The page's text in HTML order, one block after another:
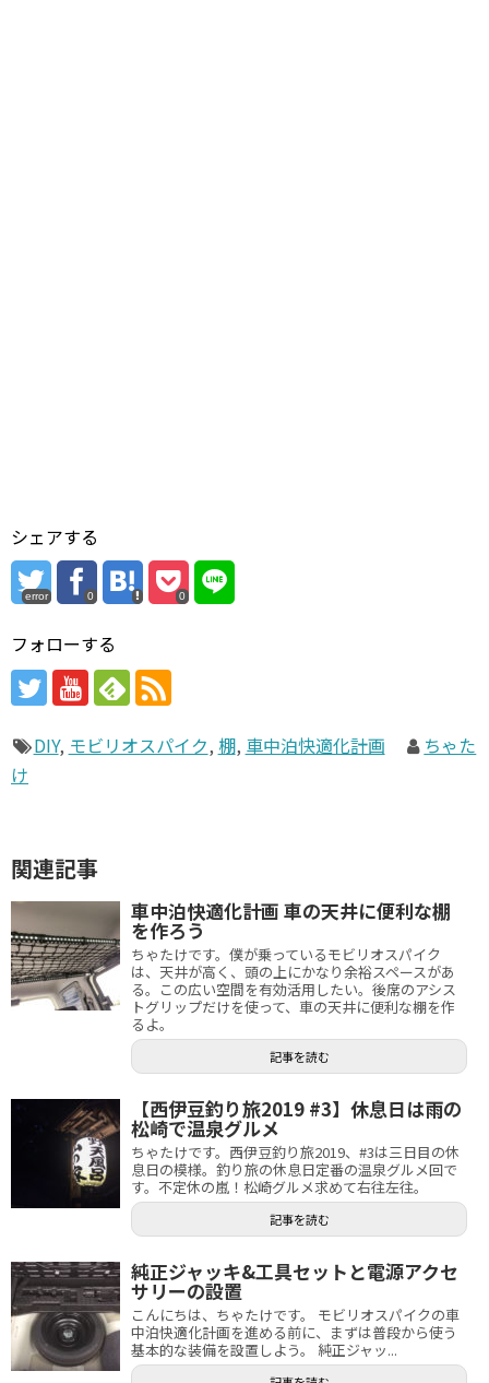
シェアする
error 0 0
フォローする
DIY, モビリオスパイク, 棚, 車中泊快適化計画
ちゃた
け
関連記事
車中泊快適化計画 車の天井に便利な棚
を作ろう
ちゃたけです。僕が乗っているモビリオスパイク
は、天井が高く、頭の上にかなり余裕スペースがあ
る。この広い空間を有効活用したい。後席のアシス
トグリップだけを使って、車の天井に便利な棚を作
るよ。
記事を読む
【西伊豆釣り旅2019 #3】休息日は雨の
松崎で温泉グルメ
ちゃたけです。西伊豆釣り旅2019、#3は三日目の休
息日の模様。釣り旅の休息日定番の温泉グルメ回で
す。不定休の嵐！松崎グルメ求めて右往左往。
記事を読む
純正ジャッキ&工具セットと電源アクセ
サリーの設置
こんにちは、ちゃたけです。 モビリオスパイクの車
中泊快適化計画を進める前に、まずは普段から使う
基本的な装備を設置しよう。 純正ジャッ...